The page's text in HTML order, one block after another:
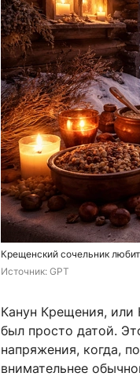
Крещенский сочельник
Источник: GPT
Канун Крещения, или
был просто датой.
напряжения, когда,
внимательнее